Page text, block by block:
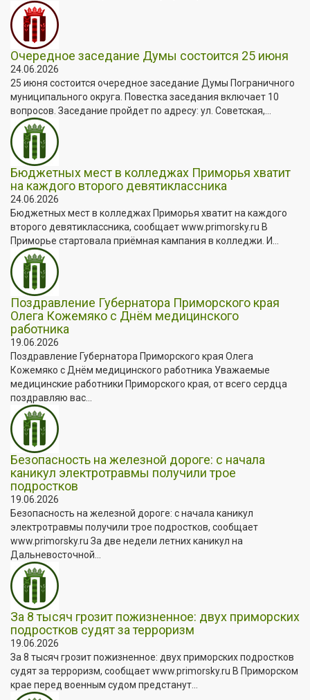
Очередное заседание Думы состоится 25 июня
24.06.2026
25 июня состоится очередное заседание Думы Пограничного
муниципального округа. Повестка заседания включает 10
вопросов. Заседание пройдет по адресу: ул. Советская,...
Бюджетных мест в колледжах Приморья хватит
на каждого второго девятиклассника
24.06.2026
Бюджетных мест в колледжах Приморья хватит на каждого
второго девятиклассника, сообщает www.primorsky.ru В
Приморье стартовала приёмная кампания в колледжи. И...
Поздравление Губернатора Приморского края
Олега Кожемяко с Днём медицинского
работника
19.06.2026
Поздравление Губернатора Приморского края Олега
Кожемяко с Днём медицинского работника Уважаемые
медицинские работники Приморского края, от всего сердца
поздравляю вас...
Безопасность на железной дороге: с начала
каникул электротравмы получили трое
подростков
19.06.2026
Безопасность на железной дороге: с начала каникул
электротравмы получили трое подростков, сообщает
www.primorsky.ru За две недели летних каникул на
Дальневосточной...
За 8 тысяч грозит пожизненное: двух приморских
подростков судят за терроризм
19.06.2026
За 8 тысяч грозит пожизненное: двух приморских подростков
судят за терроризм, сообщает www.primorsky.ru В Приморском
крае перед военным судом предстанут...